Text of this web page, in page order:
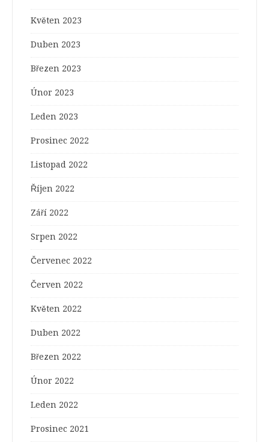
Květen 2023
Duben 2023
Březen 2023
Únor 2023
Leden 2023
Prosinec 2022
Listopad 2022
Říjen 2022
Září 2022
Srpen 2022
Červenec 2022
Červen 2022
Květen 2022
Duben 2022
Březen 2022
Únor 2022
Leden 2022
Prosinec 2021